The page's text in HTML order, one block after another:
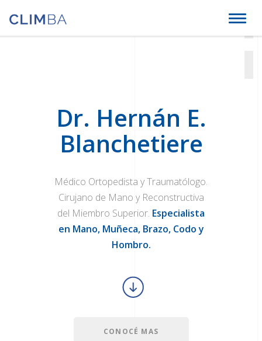
Climba
Dr. Hernán E.
Blanchetiere
Médico Ortopedista y Traumatólogo.
Cirujano de Mano y Reconstructiva
del Miembro Superior. Especialista
en Mano, Muñeca, Brazo, Codo y
Hombro.
CONOCÉ MAS